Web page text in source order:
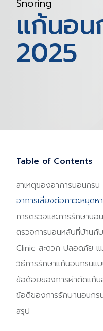
แก้นอน
2025
Table of Contents
สาเหตุของอาการนอนกรน
อาการเสี่ยงต่อภาวะหยุด
การตรวจและการรักษานอ
ตรวจการนอนหลับที่บ้านกั
Clinic สะดวก ปลอดภัย แ
วิธีการรักษาแก้นอนกรนแ
ข้อด้อยของการผ่าตัดแก้น
ข้อดีของการรักษานอนกร
สรุป